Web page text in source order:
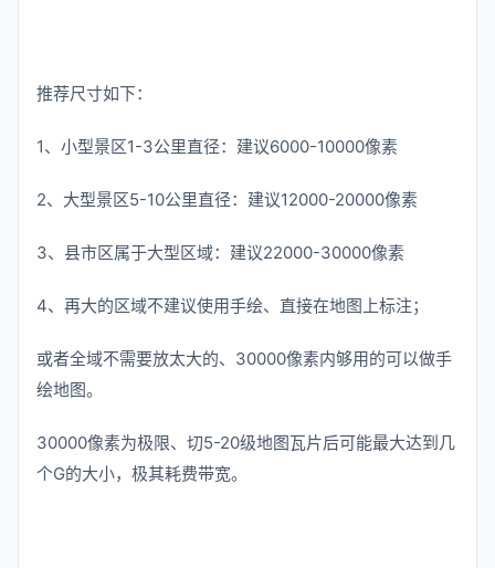
推荐尺寸如下：
1、小型景区1-3公里直径：建议6000-10000像素
2、大型景区5-10公里直径：建议12000-20000像素
3、县市区属于大型区域：建议22000-30000像素
4、再大的区域不建议使用手绘、直接在地图上标注；
或者全域不需要放太大的、30000像素内够用的可以做手
绘地图。
30000像素为极限、切5-20级地图瓦片后可能最大达到几
个G的大小，极其耗费带宽。